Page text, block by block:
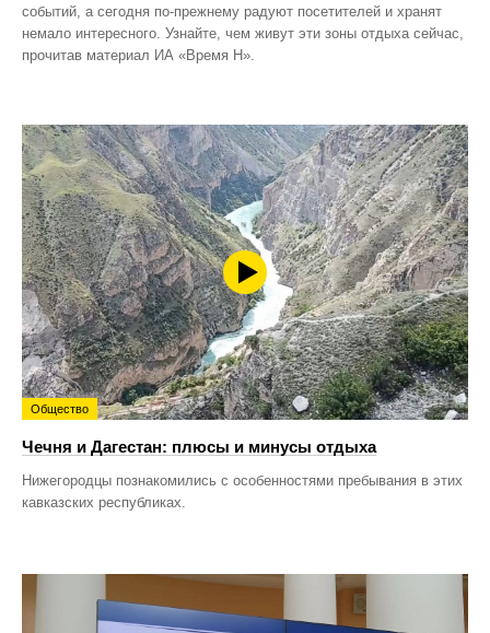
событий, а сегодня по‑прежнему радуют посетителей и хранят
немало интересного. Узнайте, чем живут эти зоны отдыха сейчас,
прочитав материал ИА «Время Н».
Общество
Чечня и Дагестан: плюсы и минусы отдыха
Нижегородцы познакомились с особенностями пребывания в этих
кавказских республиках.